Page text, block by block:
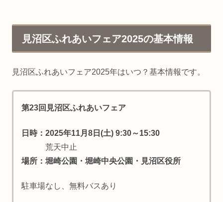
見沼区ふれあいフェア2025の基本情報
見沼区ふれあいフェア2025年はいつ？基本情報です。
第23回見沼区ふれあいフェア
日時：2025年11月8日(土) 9:30～15:30
荒天中止
場所：堀崎公園・堀崎中央公園・見沼区役所
駐車場なし、無料バスあり